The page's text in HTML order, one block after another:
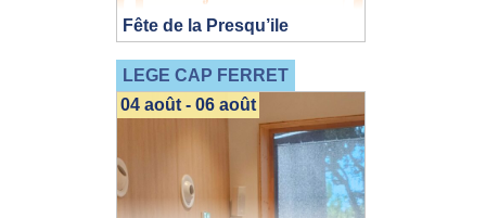
Fête de la Presqu’ile
LEGE CAP FERRET
04 août - 06 août